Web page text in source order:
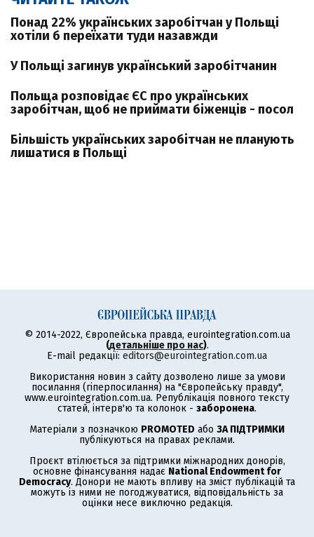
Понад 22% українських заробітчан у Польщі
хотіли б переїхати туди назавжди
У Польщі загинув український заробітчанин
Польща розповідає ЄС про українських
заробітчан, щоб не приймати біженців - посол
Більшість українських заробітчан не планують
лишатися в Польщі
© 2014-2022, Європейська правда, eurointegration.com.ua
(детальніше про нас).
E-mail редакції: editors@eurointegration.com.ua
Використання новин з сайту дозволено лише за умови
посилання (гіперпосилання) на "Європейську правду",
www.eurointegration.com.ua. Републікація повного тексту
статей, інтерв'ю та колонок - заборонена.
Матеріали з позначкою PROMOTED або ЗА ПІДТРИМКИ
публікуються на правах реклами.
Проєкт втілюється за підтримки міжнародних донорів,
основне фінансування надає National Endowment for
Democracy. Донори не мають впливу на зміст публікацій та
можуть із ними не погоджуватися, відповідальність за
оцінки несе виключно редакція.